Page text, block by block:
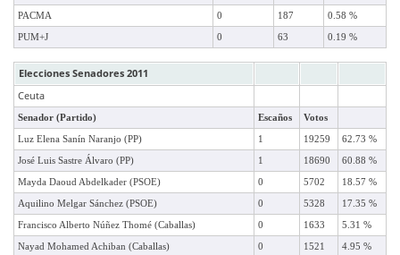
PACMA 0 187 0.58 %
PUM+J 0 63 0.19 %
Elecciones Senadores 2011
Ceuta
Senador (Partido) Escaños Votos
Luz Elena Sanín Naranjo (PP) 1 19259 62.73 %
José Luis Sastre Álvaro (PP) 1 18690 60.88 %
Mayda Daoud Abdelkader (PSOE) 0 5702 18.57 %
Aquilino Melgar Sánchez (PSOE) 0 5328 17.35 %
Francisco Alberto Núñez Thomé (Caballas) 0 1633 5.31 %
Nayad Mohamed Achiban (Caballas) 0 1521 4.95 %